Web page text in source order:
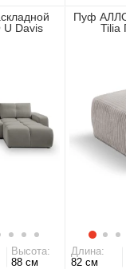
Davis
Высота:
88 см
Пуф
Tilia
Длина:
82 см